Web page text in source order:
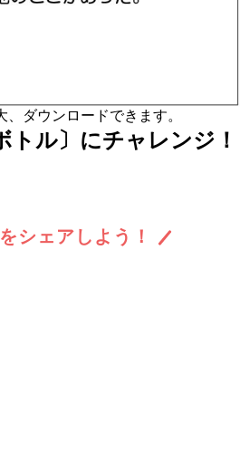
ダウンロードできます。
トル〕にチャレンジ！
シェアしよう！